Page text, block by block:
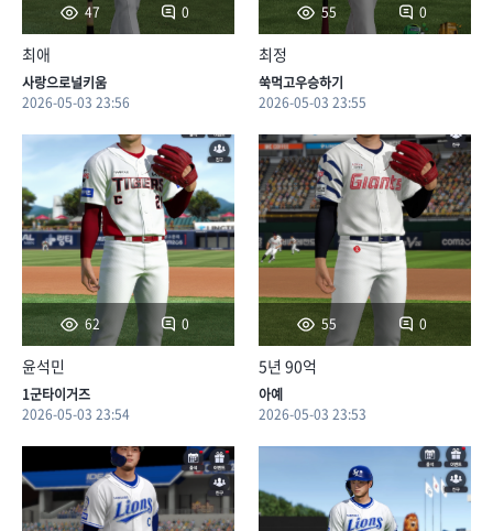
47 0
최애
사랑으로널키움
2026-05-03 23:56
55 0
최정
쑥먹고우승하기
2026-05-03 23:55
62 0
윤석민
1군타이거즈
2026-05-03 23:54
55 0
5년 90억
아예
2026-05-03 23:53